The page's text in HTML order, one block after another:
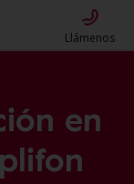
Llámenos
en